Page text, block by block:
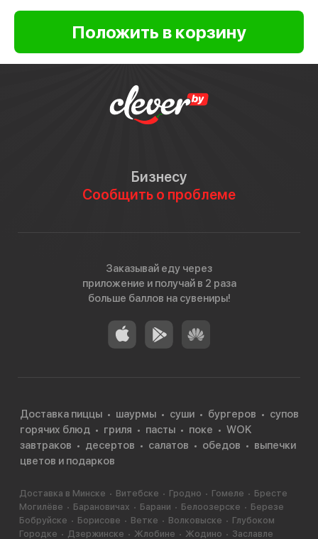
Бизнесу
Сообщить о проблеме
Заказывай еду через
приложение и получай в 2 раза
больше баллов на сувениры!
Доставка пиццы шаурмы суши бургеров
супов
горячих блюд
гриля пасты поке
WOK
завтраков
десертов салатов обедов
выпечки
цветов и подарков
Доставка в Минске Витебске Гродно Гомеле
Бресте
Могилёве
Барановичах Барани Белоозерске
Березе
Бобруйске
Борисове Ветке Волковыске
Глубоком
Городке
Дзержинске Жлобине Жодино
Заславле